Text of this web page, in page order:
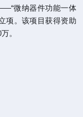
微纳器件功能一体
项。该项目获得资助
。